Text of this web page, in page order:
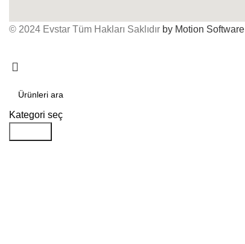
© 2024 Evstar Tüm Hakları Saklıdır by Motion Software
Kategori seç